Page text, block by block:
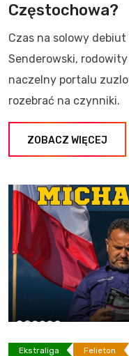
Częstochowa?
Czas na solowy
Senderowski,
naczelny portalu
rozebrać na czynniki.
ZOBACZ WIĘCEJ
Ekstraliga Felieton